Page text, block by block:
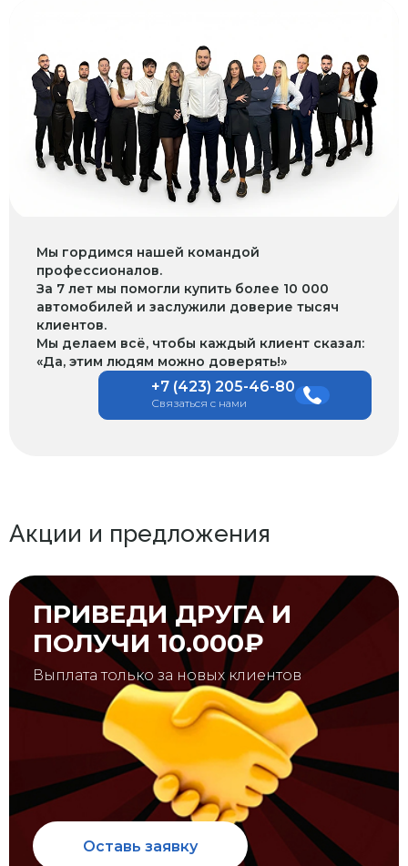
Мы гордимся нашей командой
профессионалов.
За 7 лет мы помогли купить более 10 000
автомобилей и заслужили доверие тысяч
клиентов.
Мы делаем всё, чтобы каждый клиент сказал:
«Да, этим людям можно доверять!»
+7 (423) 205-46-80
Связаться с нами
Акции и предложения
ПРИВЕДИ ДРУГА И
ПОЛУЧИ 10.000₽
Выплата только за новых клиентов
Оставь заявку